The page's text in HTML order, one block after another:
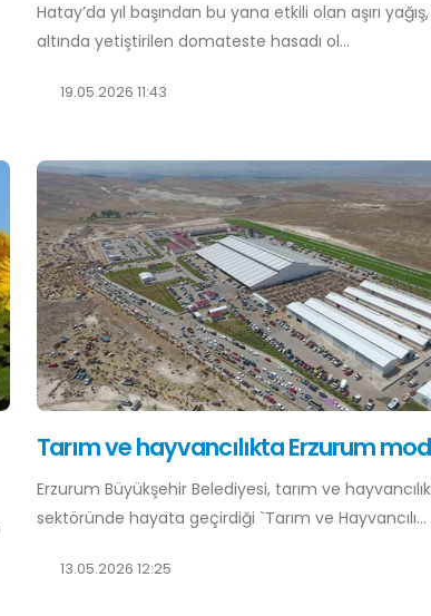
Hatay’da yıl başından bu yana etkili olan aşırı
altında yetiştirilen domateste hasadı ol...
19.05.2026 11:43
Tarım ve hayvancılıkta Erzurum
Erzurum Büyükşehir Belediyesi, tarım ve hayvancılık
sektöründe hayata geçirdiği `Tarım ve Hayvancılı...
13.05.2026 12:25